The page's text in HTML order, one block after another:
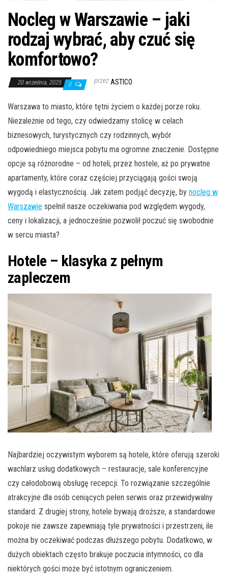
Nocleg w Warszawie – jaki
rodzaj wybrać, aby czuć się
komfortowo?
20 września, 2025 0 przez ASTICO
Warszawa to miasto, które tętni życiem o każdej porze roku.
Niezależnie od tego, czy odwiedzamy stolicę w celach
biznesowych, turystycznych czy rodzinnych, wybór
odpowiedniego miejsca pobytu ma ogromne znaczenie. Dostępne
opcje są różnorodne – od hoteli, przez hostele, aż po prywatne
apartamenty, które coraz częściej przyciągają gości swoją
wygodą i elastycznością. Jak zatem podjąć decyzję, by nocleg w
Warszawie spełnił nasze oczekiwania pod względem wygody,
ceny i lokalizacji, a jednocześnie pozwolił poczuć się swobodnie
w sercu miasta?
Hotele – klasyka z pełnym
zapleczem
Najbardziej oczywistym wyborem są hotele, które oferują szeroki
wachlarz usług dodatkowych – restauracje, sale konferencyjne
czy całodobową obsługę recepcji. To rozwiązanie szczególnie
atrakcyjne dla osób ceniących pełen serwis oraz przewidywalny
standard. Z drugiej strony, hotele bywają droższe, a standardowe
pokoje nie zawsze zapewniają tyle prywatności i przestrzeni, ile
można by oczekiwać podczas dłuższego pobytu. Dodatkowo, w
dużych obiektach często brakuje poczucia intymności, co dla
niektórych gości może być istotnym ograniczeniem.